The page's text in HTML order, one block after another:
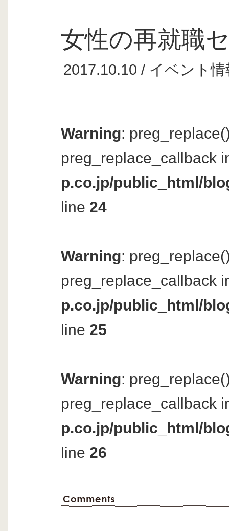
女性の再就職
2017.10.10 / イベント情
Warning:
preg_replace_callback
p.co.jp/public_html/
line 24
Warning:
preg_replace_callback
p.co.jp/public_html/
line 25
Warning:
preg_replace_callback
p.co.jp/public_html/
line 26